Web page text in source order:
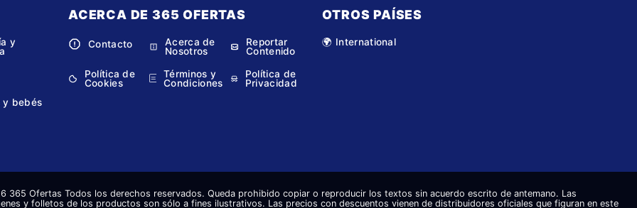
y
y bebés
ACERCA DE 365 OFERTAS
Contacto
Acerca de
Nosotros
Reportar
Contenido
Política de
Cookies
Términos y
Condiciones
Política de
Privacidad
OTROS PAÍSES
🌍 International
365 Ofertas Todos los derechos reservados. Queda prohibido copiar o reproducir los textos sin acuerdo escrito de antemano. Las
y folletos de los productos son sólo a fines ilustrativos. Las precios con descuentos vienen de distribuidores oficiales que figuran en este